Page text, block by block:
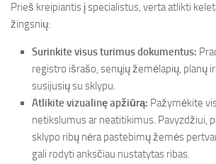
Prieš kreipiantis į specialistus, verta atlikti
žingsnių:
Surinkite visus turimus dokumentus:
registro išrašo, senųjų žemėlapių, planų
susijusių su sklypu.
Atlikite vizualinę apžiūrą: Pažymėkite
netikslumus ar neatitikimus. Pavyzdžiui,
sklypo ribų nėra pastebimų žemės
gali rodyti anksčiau nustatytas ribas.